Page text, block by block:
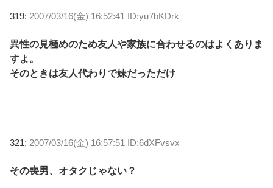
319: 2007/03/16(金) 16:52:41 ID:yu7bKDrk
異性の見極めのため友人や家族に合わせるのはよくありま
すよ。
そのときは友人代わりで妹だっただけ
321: 2007/03/16(金) 16:57:51 ID:6dXFvsvx
その喪男、オタクじゃない？